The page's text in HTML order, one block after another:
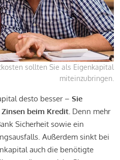
sollten Sie als Eigenkapital
miteinzubringen.
desto besser – Sie
beim Kredit. Denn mehr
Sicherheit sowie ein
Außerdem sinkt bei
auch die benötigte